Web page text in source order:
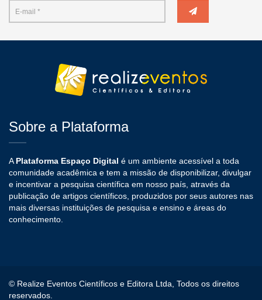
Sobre a Plataforma
A Plataforma Espaço Digital é um ambiente acessível a toda
comunidade acadêmica e tem a missão de disponibilizar, divulgar
e incentivar a pesquisa científica em nosso país, através da
publicação de artigos científicos, produzidos por seus autores nas
mais diversas instituições de pesquisa e ensino e áreas do
conhecimento.
© Realize Eventos Científicos e Editora Ltda, Todos os direitos
reservados.